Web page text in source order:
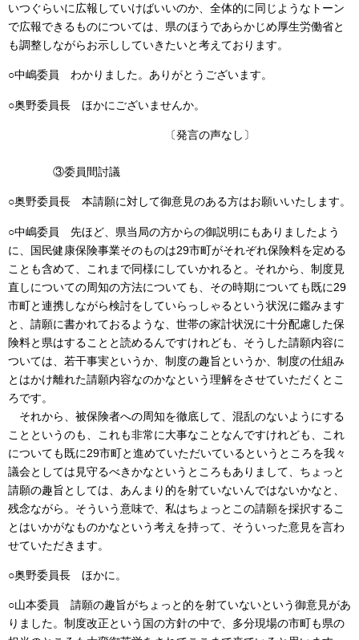
いつぐらいに広報していけばいいのか、全体的に同じようなトーン
で広報できるものについては、県のほうであらかじめ厚生労働省と
も調整しながらお示ししていきたいと考えております。
○中嶋委員 わかりました。ありがとうございます。
○奥野委員長 ほかにございませんか。
〔発言の声なし〕
③委員間討議
○奥野委員長 本請願に対して御意見のある方はお願いいたします。
○中嶋委員 先ほど、県当局の方からの御説明にもありましたよう
に、国民健康保険事業そのものは29市町がそれぞれ保険料を定める
ことも含めて、これまで同様にしていかれると。それから、制度見
直しについての周知の方法についても、その時期についても既に29
市町と連携しながら検討をしていらっしゃるという状況に鑑みます
と、請願に書かれておるような、世帯の家計状況に十分配慮した保
険料と県はすることと読めるんですけれども、そうした請願内容に
ついては、若干事実というか、制度の趣旨というか、制度の仕組み
とはかけ離れた請願内容なのかなという理解をさせていただくとこ
ろです。
それから、被保険者への周知を徹底して、混乱のないようにする
ことというのも、これも非常に大事なことなんですけれども、これ
についても既に29市町と進めていただいているというところを我々
議会としては見守るべきかなというところもありまして、ちょっと
請願の趣旨としては、あんまり的を射ていないんではないかなと、
残念ながら。そういう意味で、私はちょっとこの請願を採択するこ
とはいかがなものかなという考えを持って、そういった意見を言わ
せていただきます。
○奥野委員長 ほかに。
○山本委員 請願の趣旨がちょっと的を射ていないという御意見があ
りました。制度改正という国の方針の中で、多分現場の市町も県の